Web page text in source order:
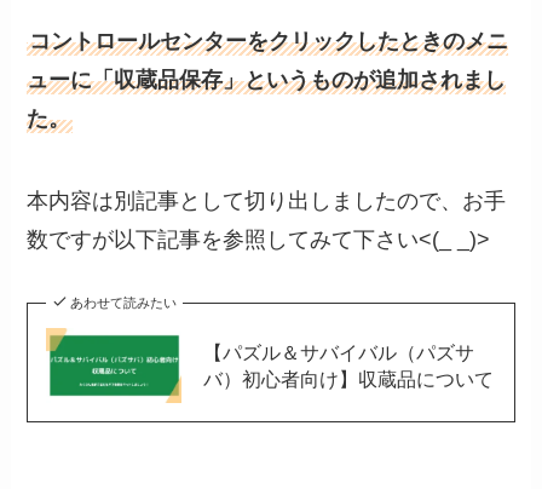
コントロールセンターをクリックしたときのメニ
ューに「収蔵品保存」というものが追加されまし
た。
本内容は別記事として切り出しましたので、お手
数ですが以下記事を参照してみて下さい<(_ _)>
あわせて読みたい
【パズル＆サバイバル（パズサ
バ）初心者向け】収蔵品について